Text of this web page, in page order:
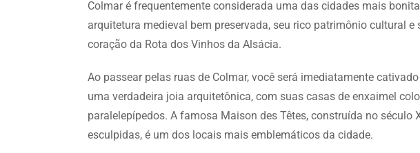
Colmar é frequentemente considerada uma das cidades mais
arquitetura medieval bem preservada, seu rico patrimônio cultural
coração da Rota dos Vinhos da Alsácia.
Ao passear pelas ruas de Colmar, você será imediatamente
uma verdadeira joia arquitetônica, com suas casas de enxaimel
paralelepípedos. A famosa Maison des Têtes, construída no século
esculpidas, é um dos locais mais emblemáticos da cidade.